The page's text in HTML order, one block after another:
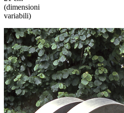
(dimensioni
variabili)